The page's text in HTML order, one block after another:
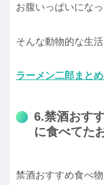
お腹いっぱいにな
そんな動物的な生
ラーメン二郎まと
6.禁酒おす
に食べてた
禁酒おすすめ食べ物